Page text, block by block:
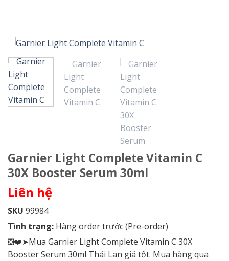
Garnier Light Complete Vitamin C
30X Booster Serum 30ml
Liên hệ
SKU 99984
Tình trạng: Hàng order trước (Pre-order)
❎❤️➤Mua Garnier Light Complete Vitamin C 30X
Booster Serum 30ml Thái Lan giá tốt. Mua hàng qua